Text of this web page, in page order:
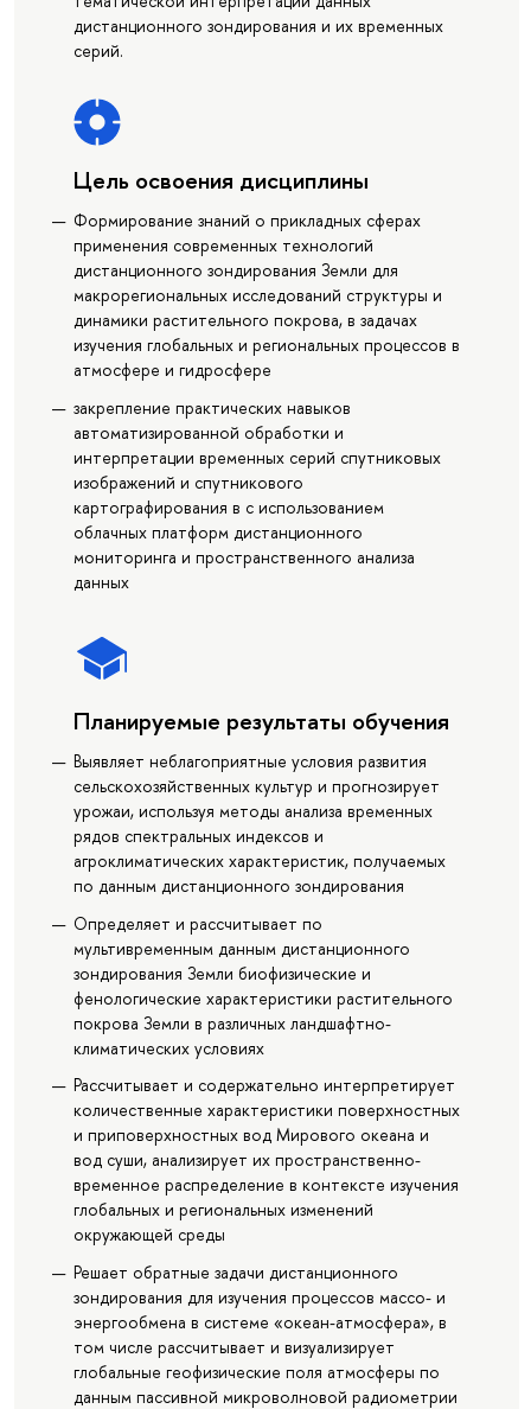
дистанционного зондирования и их временных
серий.
Цель освоения дисциплины
Формирование знаний о прикладных сферах
применения современных технологий
дистанционного зондирования Земли для
макрорегиональных исследований структуры и
динамики растительного покрова, в задачах
изучения глобальных и региональных процессов в
атмосфере и гидросфере
закрепление практических навыков
автоматизированной обработки и
интерпретации временных серий спутниковых
изображений и спутникового
картографирования в c использованием
облачных платформ дистанционного
мониторинга и пространственного анализа
данных
Планируемые результаты обучения
Выявляет неблагоприятные условия развития
сельскохозяйственных культур и прогнозирует
урожаи, используя методы анализа временных
рядов спектральных индексов и
агроклиматических характеристик, получаемых
по данным дистанционного зондирования
Определяет и рассчитывает по
мультивременным данным дистанционного
зондирования Земли биофизические и
фенологические характеристики растительного
покрова Земли в различных ландшафтно-
климатических условиях
Рассчитывает и содержательно интерпретирует
количественные характеристики поверхностных
и приповерхностных вод Мирового океана и
вод суши, анализирует их пространственно-
временное распределение в контексте изучения
глобальных и региональных изменений
окружающей среды
Решает обратные задачи дистанционного
зондирования для изучения процессов массо- и
энергообмена в системе «океан-атмосфера», в
том числе рассчитывает и визуализирует
глобальные геофизические поля атмосферы по
данным пассивной микроволновой радиометрии